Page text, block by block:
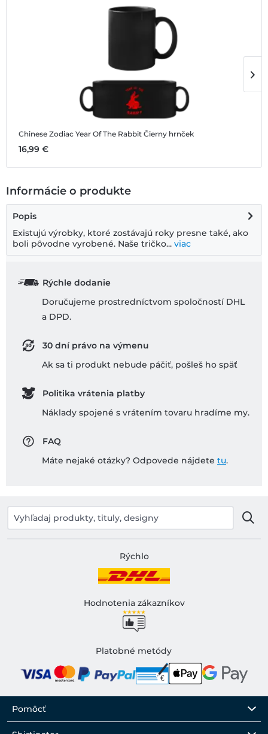
Chinese Zodiac Year Of The Rabbit Čierny hrnček
16,99 €
Informácie o produkte
Popis
Existujú výrobky, ktoré zostávajú roky presne také, ako
boli pôvodne vyrobené. Naše tričko... viac
Rýchle dodanie
Doručujeme prostredníctvom spoločností DHL
a DPD.
30 dní právo na výmenu
Ak sa ti produkt nebude páčiť, pošleš ho späť
Politika vrátenia platby
Náklady spojené s vrátením tovaru hradíme my.
FAQ
Máte nejaké otázky? Odpovede nájdete tu.
Rýchlo
Hodnotenia zákazníkov
Platobné metódy
Pomôcť